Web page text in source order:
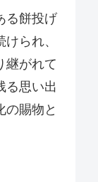
る餅投げ
られ、
継がれて
る思い出
の賜物と